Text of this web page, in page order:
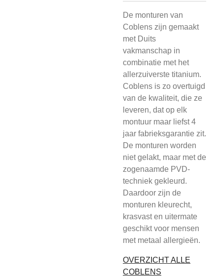
De monturen van
Coblens zijn gemaakt
met Duits
vakmanschap in
combinatie met het
allerzuiverste titanium.
Coblens is zo overtuigd
van de kwaliteit, die ze
leveren, dat op elk
montuur maar liefst 4
jaar fabrieksgarantie zit.
De monturen worden
niet gelakt, maar met de
zogenaamde PVD-
techniek gekleurd.
Daardoor zijn de
monturen kleurecht,
krasvast en uitermate
geschikt voor mensen
met metaal allergieën.
OVERZICHT ALLE
COBLENS